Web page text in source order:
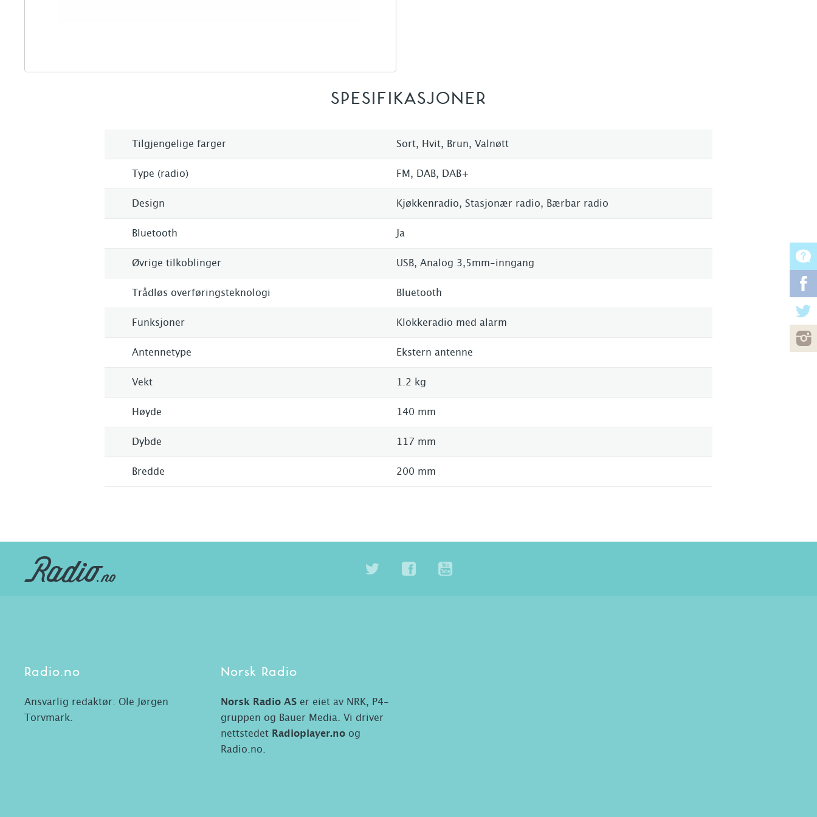
SPESIFIKASJONER
Tilgjengelige farger Sort, Hvit, Brun, Valnøtt
Type (radio) FM, DAB, DAB+
Design Kjøkkenradio, Stasjonær radio, Bærbar radio
Bluetooth Ja
Øvrige tilkoblinger USB, Analog 3,5mm-inngang
Trådløs overføringsteknologi Bluetooth
Funksjoner Klokkeradio med alarm
Antennetype Ekstern antenne
Vekt 1.2 kg
Høyde 140 mm
Dybde 117 mm
Bredde 200 mm
Radio.no
Ansvarlig redaktør: Ole Jørgen
Torvmark.
Norsk Radio
Norsk Radio AS er eiet av NRK, P4-
gruppen og Bauer Media. Vi driver
nettstedet Radioplayer.no og
Radio.no.